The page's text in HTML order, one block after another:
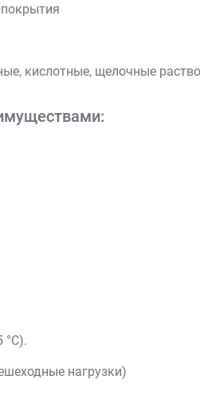
кислотные, щелочные
°С).
нагрузки)